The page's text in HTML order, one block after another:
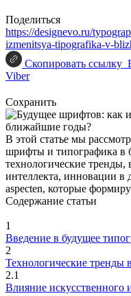
Поделиться
https://designevo.ru/
izmenitsya-tipografika-v-
Скопировать ссылку
Viber
Сохранить
В этой статье мы
шрифты и типографика
технологические тренды,
интеллекта, инновации в
aspecten, которые
Содержание статьи
1
Введение в будущее
2
Технологические тренды
2.1
Влияние искусственного